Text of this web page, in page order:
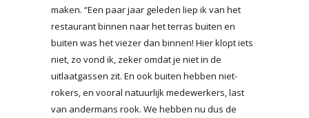
maken. “Een paar jaar geleden liep ik van het
restaurant binnen naar het terras buiten en
buiten was het viezer dan binnen! Hier klopt iets
niet, zo vond ik, zeker omdat je niet in de
uitlaatgassen zit. En ook buiten hebben niet-
rokers, en vooral natuurlijk medewerkers, last
van andermans rook. We hebben nu dus de